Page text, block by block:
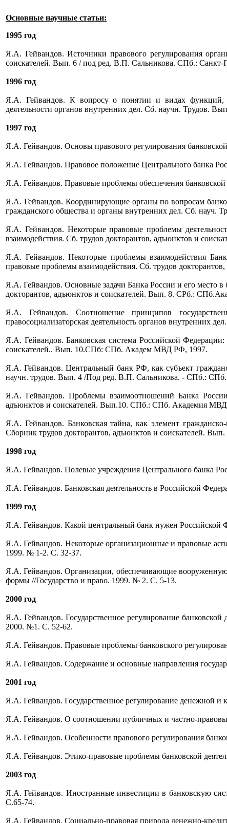
Основные научные статьи:
1995 год
Я.А. Гейвандов. Источники правового регулирования
соискателей. Вып. 6 / под ред. В.П. Сальникова. СПб.:
1996 год
Я.А. Гейвандов. К вопросу о понятии и видах функций,
деятельности органов внутренних дел. Сб. научн. Трудов.
1997 год
Я.А. Гейвандов. Основы правового регулирования
Я.А. Гейвандов. Правовое положение Центрального банка
Я.А. Гейвандов. Правовые проблемы обеспечения
Я.А. Гейвандов. Координирующие органы по вопросам
гражданского общества и органы внутренних дел. Сб. науч.
Я.А. Гейвандов. Некоторые правовые проблемы
взаимодействия. Сб. трудов докторантов, адъюнктов и
Я.А. Гейвандов. Некоторые проблемы взаимодействия
правовые проблемы взаимодействия. Сб. трудов
Я.А. Гейвандов. Основные задачи Банка России и его место
докторантов, адъюнктов и соискателей. Вып. 8. СРб.:
Я.А. Гейвандов. Соотношение принципов
правосоциализаторская деятельность органов
Я.А. Гейвандов. Банковская система Российской
соискателей.. Вып. 10.СПб: СПб. Академ МВД РФ, 1997.
Я.А. Гейвандов. Центральный банк РФ, как субъект
научн. трудов. Вып. 4 /Под ред. В.П. Сальникова. - СПб.:
Я.А. Гейвандов. Проблемы взаимоотношений Банка
адъюнктов и соискателей. Вып.10. СПб.: СПб. Академия МВД
Я.А. Гейвандов. Банковская тайна, как элемент
Сборник трудов докторантов, адъюнктов и соискателей.
1998 год
Я.А. Гейвандов. Полевые учреждения Центрального банка
Я.А. Гейвандов. Банковская деятельность в Российской
1999 год
Я.А. Гейвандов. Какой центральный банк нужен Российской
Я.А. Гейвандов. Некоторые организационные и правовые
1999. № 1-2. С. 32-37.
Я.А. Гейвандов. Организации, обеспечивающие
формы //Государство и право. 1999. № 2. С. 5-13.
2000 год
Я.А. Гейвандов. Государственное регулирование
2000. №1. С. 52-62.
Я.А. Гейвандов. Правовые проблемы банковского
Я.А. Гейвандов. Содержание и основные направления
2001 год
Я.А. Гейвандов. Государственное регулирование денежной
Я.А. Гейвандов. О соотношении публичных и частно-
Я.А. Гейвандов. Особенности правового регулирования
Я.А. Гейвандов. Этико-правовые проблемы банковской
2003 год
Я.А. Гейвандов. Иностранные инвестиции в банковскую
С.65-74.
Я.А. Гейвандов. Социально-правовая природа денежно-